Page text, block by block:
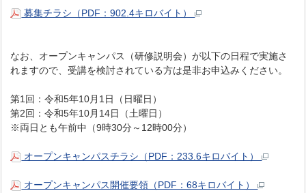
募集チラシ（PDF：902.4キロバイト）
なお、オープンキャンパス（研修説明会）が以下の日程で実施さ
れますので、受講を検討されている方は是非お申込みください。
第1回：令和5年10月1日（日曜日）
第2回：令和5年10月14日（土曜日）
※両日とも午前中（9時30分～12時00分）
オープンキャンパスチラシ（PDF：233.6キロバイト）
オープンキャンパス開催要領（PDF：68キロバイト）